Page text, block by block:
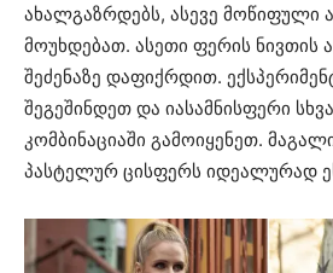
ახალგაზრდებს, ასევე მოწიფული
მოუხდებათ. ასეთი ფერის ნივთის
შეძენაზე დაფიქრდით.
შეგეშინდეთ და იასამნისფერი
კომბინაციაში გამოიყენეთ.
პასტელურ ცისფერს იდეალურად